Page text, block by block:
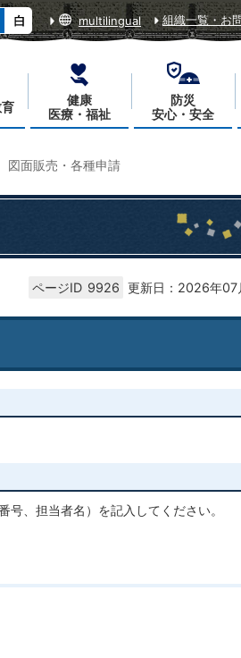
multilingual 組織一覧・お
健康
医療・福祉
防災
安心・安全
図面販売・各種申請
ページID 9926 更新日：2026年07
、担当者名）を記入してください。